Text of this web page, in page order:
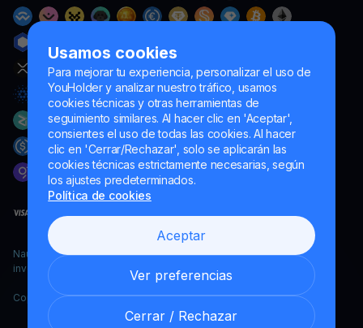
Usamos cookies
Para mejorar tu experiencia, personalizar el uso de
YouHolder y analizar nuestro tráfico, usamos
cookies técnicas y otras herramientas de
seguimiento similares. Al hacer clic en 'Aceptar',
consientes el uso de todas las cookies. Al hacer
clic en 'Cerrar/Rechazar', solo se aplicarán las
cookies técnicas estrictamente necesarias, según
los ajustes predeterminados.
Política de cookies
Aceptar
Ver preferencias
Cerrar / Rechazar
Naumard LTD. – únicamente para fines de desarrollo informático,
investigación y marketing
Copyright YouHodler, 2026.